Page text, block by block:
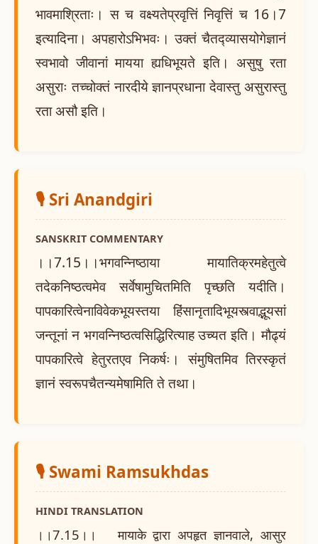
भावमाश्रिताः। स च वक्ष्यतेप्रवृत्तिं निवृत्तिं च 16।7
इत्यादिना। अपहारोऽभिभवः। उक्तं चैतद्व्यासयोगेज्ञानं
स्वभावो जीवानां मायया ह्यधिभूयते इति। असुषु रता
असुराः तच्चोक्तं नारदीये ज्ञानप्रधाना देवास्तु असुरास्तु
रता असौ इति।
🎙️ Sri Anandgiri
SANSKRIT COMMENTARY
।।7.15।।भगवन्निष्ठाया मायातिक्रमहेतुत्वे
तदेकनिष्ठत्वमेव सर्वेषामुचितमिति पृच्छति यदीति।
पापकारित्वेनाविवेकभूयस्तया हिंसानृतादिभूयस्त्वाद्भूयसां
जन्तूनां न भगवन्निष्ठत्वसिद्धिरित्याह उच्यत इति। मौढ्यं
पापकारित्वे हेतुरतएव निकर्षः। संमुषितमिव तिरस्कृतं
ज्ञानं स्वरूपचैतन्यमेषामिति ते तथा।
🎙️ Swami Ramsukhdas
HINDI TRANSLATION
।।7.15।। मायाके द्वारा अपहृत ज्ञानवाले, आसुर